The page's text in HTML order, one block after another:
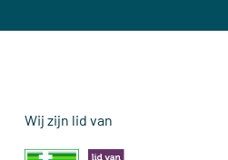
Wij zijn lid van